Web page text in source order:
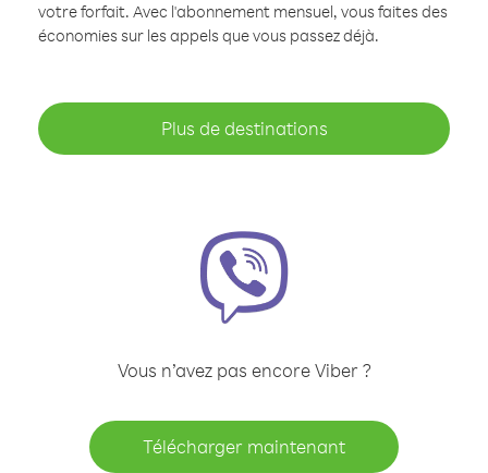
votre forfait. Avec l'abonnement mensuel, vous faites des
économies sur les appels que vous passez déjà.
Plus de destinations
Vous n’avez pas encore Viber ?
Télécharger maintenant